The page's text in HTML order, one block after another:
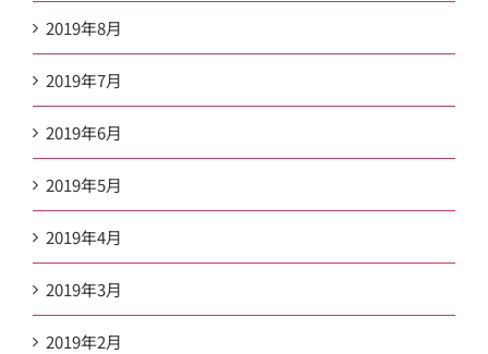
2019年8月
2019年7月
2019年6月
2019年5月
2019年4月
2019年3月
2019年2月